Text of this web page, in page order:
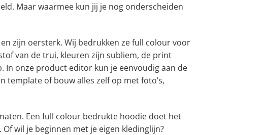
Maar waarmee kun jij je nog onderscheiden
zijn oersterk. Wij bedrukken ze full colour voor
van de trui, kleuren zijn subliem, de print
In onze product editor kun je eenvoudig aan de
template of bouw alles zelf op met foto’s,
Een full colour bedrukte hoodie doet het
wil je beginnen met je eigen kledinglijn?